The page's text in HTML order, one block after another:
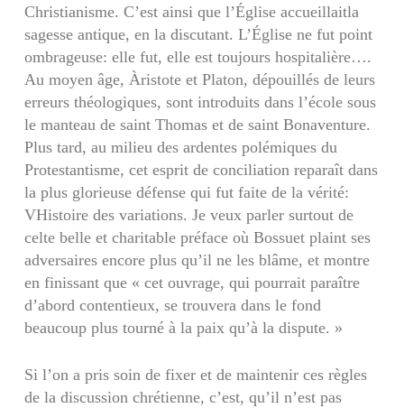
Christianisme. C’est ainsi que l’Église accueillaitla
sagesse antique, en la discutant. L’Église ne fut point
ombrageuse: elle fut, elle est toujours hospitalière….
Au moyen âge, Àristote et Platon, dépouillés de leurs
erreurs théologiques, sont introduits dans l’école sous
le man­teau de saint Thomas et de saint Bonaventure.
Plus tard, au milieu des ardentes polémiques du
Protes­tantisme, cet esprit de conciliation reparaît dans
la plus glorieuse défense qui fut faite de la vérité:
VHistoire des variations. Je veux parler surtout de
celte belle et charitable préface où Bossuet plaint ses
adversaires encore plus qu’il ne les blâme, et montre
en finissant que « cet ouvrage, qui pourrait paraître
d’abord contentieux, se trouvera dans le fond
beaucoup plus tourné à la paix qu’à la dispute. »
Si l’on a pris soin de fixer et de maintenir ces règles
de la discussion chrétienne, c’est, qu’il n’est pas